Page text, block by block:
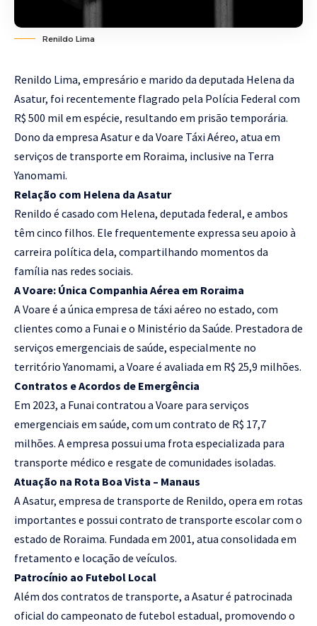
Renildo Lima
Renildo Lima, empresário e marido da deputada Helena da
Asatur, foi recentemente flagrado pela Polícia Federal com
R$ 500 mil em espécie, resultando em prisão temporária.
Dono da empresa Asatur e da Voare Táxi Aéreo, atua em
serviços de transporte em Roraima, inclusive na Terra
Yanomami.
Relação com Helena da Asatur
Renildo é casado com Helena, deputada federal, e ambos
têm cinco filhos. Ele frequentemente expressa seu apoio à
carreira política dela, compartilhando momentos da
família nas redes sociais.
A Voare: Única Companhia Aérea em Roraima
A Voare é a única empresa de táxi aéreo no estado, com
clientes como a Funai e o Ministério da Saúde. Prestadora de
serviços emergenciais de saúde, especialmente no
território Yanomami, a Voare é avaliada em R$ 25,9 milhões.
Contratos e Acordos de Emergência
Em 2023, a Funai contratou a Voare para serviços
emergenciais em saúde, com um contrato de R$ 17,7
milhões. A empresa possui uma frota especializada para
transporte médico e resgate de comunidades isoladas.
Atuação na Rota Boa Vista – Manaus
A Asatur, empresa de transporte de Renildo, opera em rotas
importantes e possui contrato de transporte escolar com o
estado de Roraima. Fundada em 2001, atua consolidada em
fretamento e locação de veículos.
Patrocínio ao Futebol Local
Além dos contratos de transporte, a Asatur é patrocinada
oficial do campeonato de futebol estadual, promovendo o